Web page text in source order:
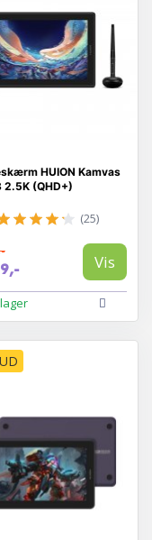
HUION Kamvas
2.5K (QHD+)
(25)
Vis